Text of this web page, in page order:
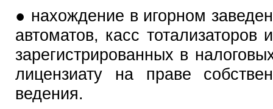
● нахождение в игорном
автоматов, касс тотализаторов
зарегистрированных в
лицензиату на праве
ведения.